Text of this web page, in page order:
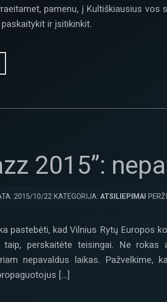
pamenu, į Kultiškiausius
ir įsitikinkit.
2015”:
2015/10/22 KATEGORIJA: ATSILIEPIMAI
pastebėti, kad Vilnius Rytų Europos
perskaitėte teisingai. Ne
nepavaldus laikas.
[…]